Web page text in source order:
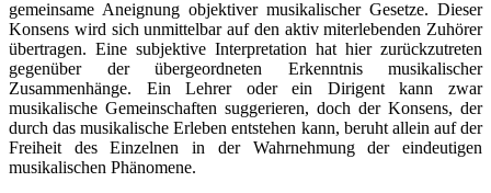
gemeinsame Aneignung objektiver musikalischer Gesetze. Dieser
Konsens wird sich unmittelbar auf den aktiv miterlebenden Zuhörer
übertragen. Eine subjektive Interpretation hat hier zurückzutreten
gegenüber der übergeordneten Erkenntnis musikalischer
Zusammenhänge. Ein Lehrer oder ein Dirigent kann zwar
musikalische Gemeinschaften suggerieren, doch der Konsens, der
durch das musikalische Erleben entstehen kann, beruht allein auf der
Freiheit des Einzelnen in der Wahrnehmung der eindeutigen
musikalischen Phänomene.